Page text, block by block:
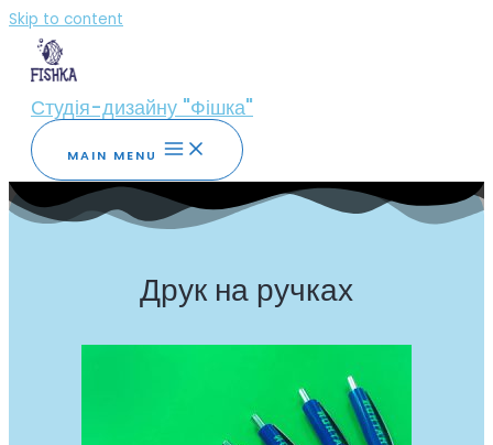
Skip to content
Студія-дизайну "Фішка"
MAIN MENU
Друк на ручках